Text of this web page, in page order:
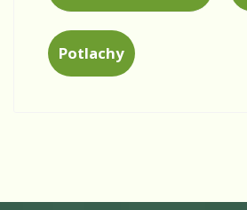
Potlachy